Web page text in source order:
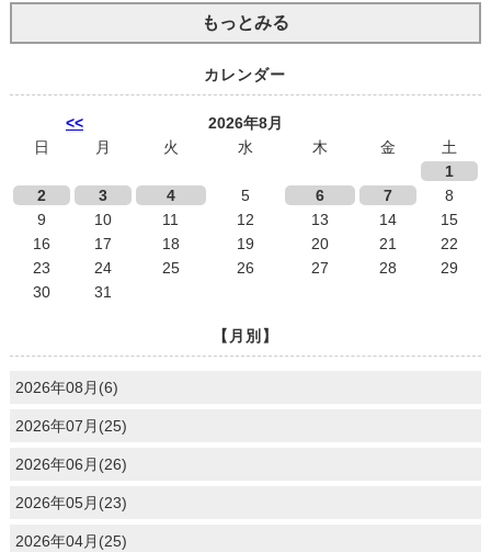
もっとみる
カレンダー
<<
2026年8月
日
月 火 水 木 金
土
1
2
3 4 5 6 7
8
9
10 11 12 13 14
15
16
17 18 19 20 21
22
23
24 25 26 27 28
29
30
31
【月別】
2026年08月(6)
2026年07月(25)
2026年06月(26)
2026年05月(23)
2026年04月(25)